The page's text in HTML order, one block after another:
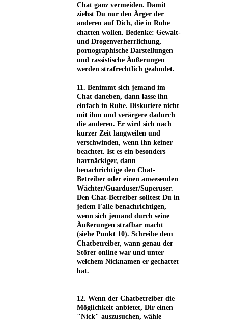
Chat ganz vermeiden. Damit
ziehst Du nur den Ärger der
anderen auf Dich, die in Ruhe
chatten wollen. Bedenke: Gewalt-
und Drogenverherrlichung,
pornographische Darstellungen
und rassistische Äußerungen
werden strafrechtlich geahndet.
11. Benimmt sich jemand im
Chat daneben, dann lasse ihn
einfach in Ruhe. Diskutiere nicht
mit ihm und verärgere dadurch
die anderen. Er wird sich nach
kurzer Zeit langweilen und
verschwinden, wenn ihn keiner
beachtet. Ist es ein besonders
hartnäckiger, dann
benachrichtige den Chat-
Betreiber oder einen anwesenden
Wächter/Guarduser/Superuser.
Den Chat-Betreiber solltest Du in
jedem Falle benachrichtigen,
wenn sich jemand durch seine
Äußerungen strafbar macht
(siehe Punkt 10). Schreibe dem
Chatbetreiber, wann genau der
Störer online war und unter
welchem Nicknamen er gechattet
hat.
12. Wenn der Chatbetreiber die
Möglichkeit anbietet, Dir einen
"Nick" auszusuchen, wähle